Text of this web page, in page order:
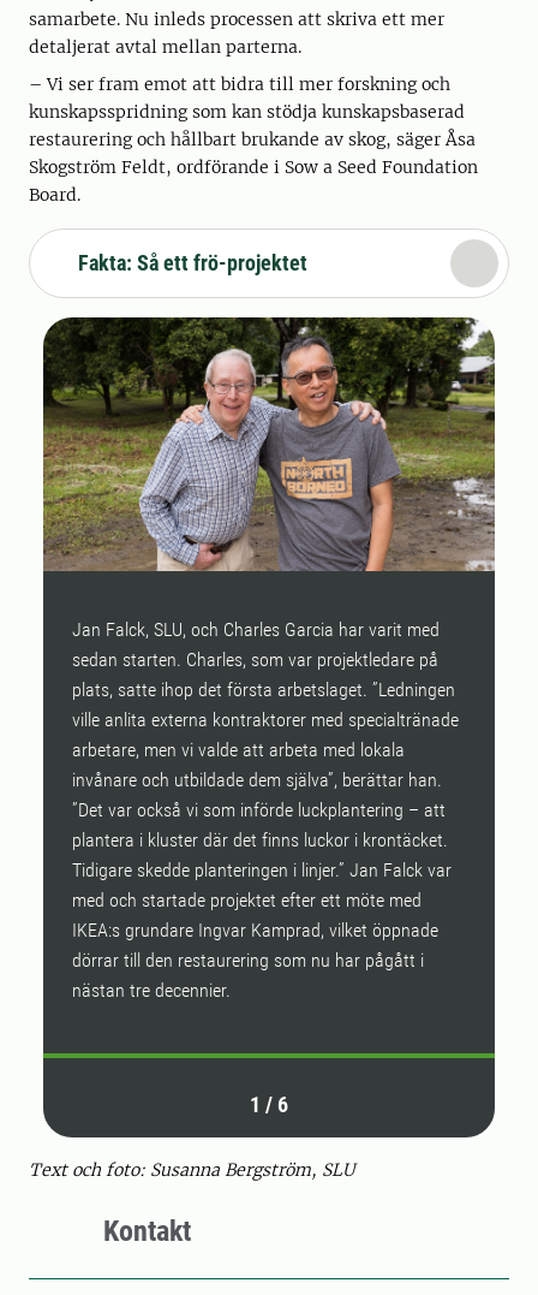
samarbete. Nu inleds processen att skriva ett mer
detaljerat avtal mellan parterna.
– Vi ser fram emot att bidra till mer forskning och
kunskapsspridning som kan stödja kunskapsbaserad
restaurering och hållbart brukande av skog, säger Åsa
Skogström Feldt, ordförande i Sow a Seed Foundation
Board.
Fakta: Så ett frö-projektet
Jan Falck, SLU, och Charles Garcia har varit med
sedan starten. Charles, som var projektledare på
plats, satte ihop det första arbetslaget. ”Ledningen
ville anlita externa kontraktorer med specialtränade
arbetare, men vi valde att arbeta med lokala
invånare och utbildade dem själva”, berättar han.
”Det var också vi som införde luckplantering – att
plantera i kluster där det finns luckor i krontäcket.
Tidigare skedde planteringen i linjer.” Jan Falck var
med och startade projektet efter ett möte med
IKEA:s grundare Ingvar Kamprad, vilket öppnade
dörrar till den restaurering som nu har pågått i
nästan tre decennier.
1 /6
Text och foto: Susanna Bergström, SLU
Kontakt